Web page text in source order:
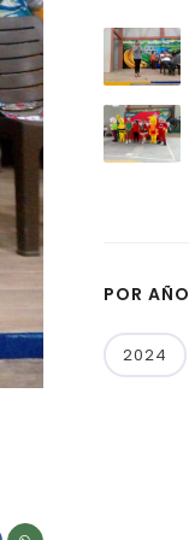
POR AÑO
2024